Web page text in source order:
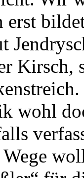
erst
Kirsch,
wohl
Wege